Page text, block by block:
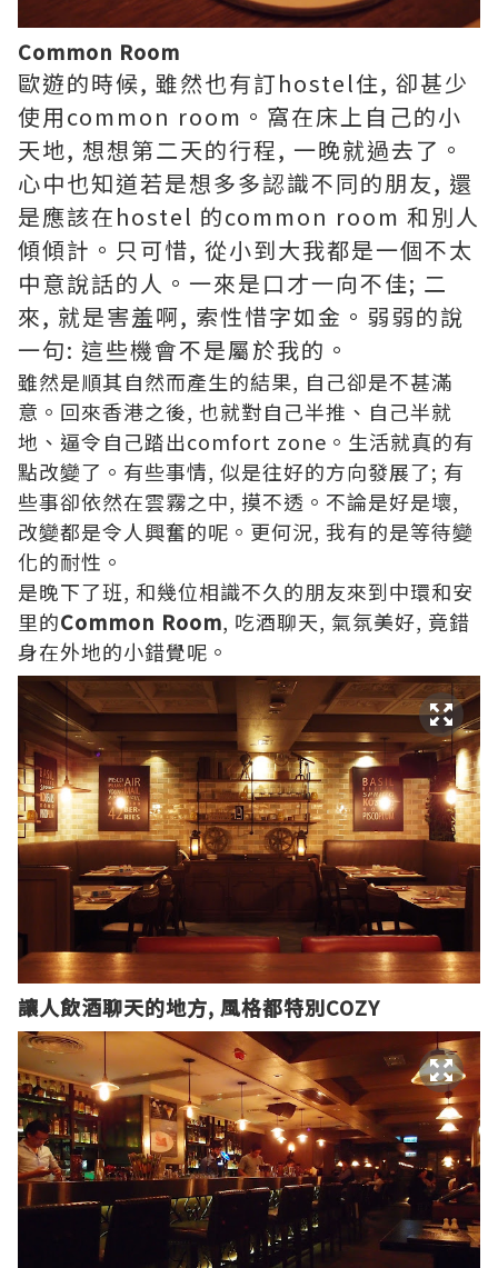
Common Room
歐遊的時候, 雖然也有訂hostel住, 卻甚少
使用common room。窩在床上自己的小
天地, 想想第二天的行程, 一晚就過去了。
心中也知道若是想多多認識不同的朋友, 還
是應該在hostel 的common room 和別人
傾傾計。只可惜, 從小到大我都是一個不太
中意說話的人。一來是口才一向不佳; 二
來, 就是害羞啊, 索性惜字如金。弱弱的說
一句: 這些機會不是屬於我的。
雖然是順其自然而產生的結果, 自己卻是不甚滿
意。回來香港之後, 也就對自己半推、自己半就
地、逼令自己踏出comfort zone。生活就真的有
點改變了。有些事情, 似是往好的方向發展了; 有
些事卻依然在雲霧之中, 摸不透。不論是好是壞,
改變都是令人興奮的呢。更何況, 我有的是等待變
化的耐性。
是晚下了班, 和幾位相識不久的朋友來到中環和安
里的Common Room, 吃酒聊天, 氣氛美好, 竟錯
身在外地的小錯覺呢。
讓人飲酒聊天的地方, 風格都特別COZY